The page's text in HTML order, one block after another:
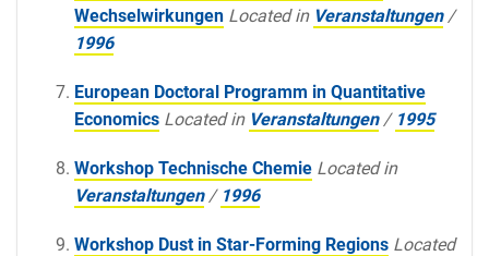
Wechselwirkungen Located in Veranstaltungen /
1996
European Doctoral Programm in Quantitative
Economics Located in Veranstaltungen / 1995
Workshop Technische Chemie Located in
Veranstaltungen / 1996
Workshop Dust in Star-Forming Regions Located